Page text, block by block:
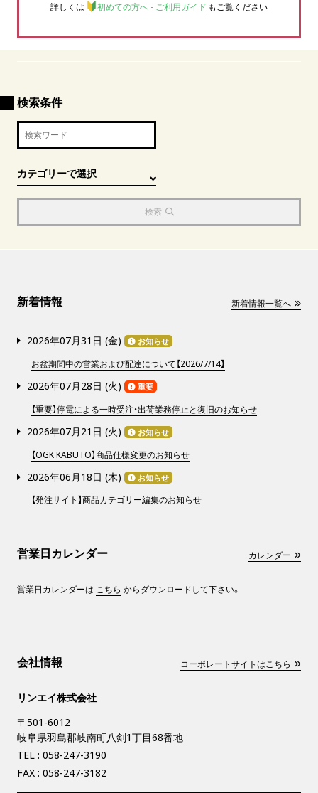
詳しくは
初めての方へ - ご利用ガイド もご覧ください
検索条件
検索
新着情報 新着情報一覧へ
2026年07月31日 (金) お知らせ
お盆期間中の営業および配達について【2026/7/14】
2026年07月28日 (火) 重要
【重要】停電による一時受注・出荷業務停止と復旧のお知らせ
2026年07月21日 (火) お知らせ
【OGK KABUTO】商品仕様変更のお知らせ
2026年06月18日 (木) お知らせ
【発注サイト】商品カテゴリー編集のお知らせ
営業日カレンダー カレンダー
営業日カレンダーは こちら からダウンロードして下さい。
会社情報 コーポレートサイトはこちら
リンエイ株式会社
〒501-6012
岐阜県羽島郡岐南町八剣1丁目68番地
TEL : 058-247-3190
FAX : 058-247-3182